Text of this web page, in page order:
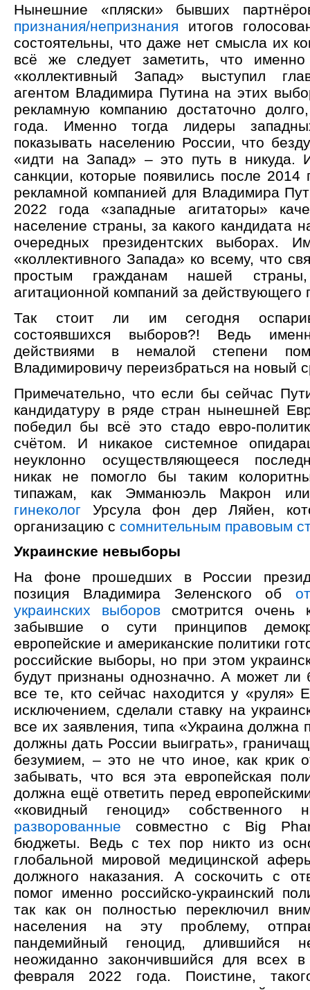
Нынешние «пляски» бывших
признания/непризнания итогов
состоятельны, что даже нет смысла их
всё же следует заметить, что
«коллективный Запад» выступил
агентом Владимира Путина на этих
рекламную компанию достаточно
года. Именно тогда лидеры
показывать населению России, что
«идти на Запад» – это путь в никуда.
санкции, которые появились после 2014
рекламной компанией для Владимира
2022 года «западные агитаторы»
население страны, за какого кандидата
очередных президентских выборах.
«коллективного Запада» ко всему, что
простым гражданам нашей
агитационной компаний за действующего
Так стоит ли им сегодня
состоявшихся выборов?! Ведь
действиями в немалой степени
Владимировичу переизбраться на новый
Примечательно, что если бы сейчас
кандидатуру в ряде стран нынешней
победил бы всё это стадо евро-
счётом. И никакое системное
неуклонно осуществляющееся
никак не помогло бы таким
типажам, как Эмманюэль Макрон
гинеколог Урсула фон дер Ляйен,
организацию с сомнительным правовым
Украинские невыборы
На фоне прошедших в России
позиция Владимира Зеленского об
украинских выборов смотрится очень
забывшие о сути принципов
европейские и американские политики
российские выборы, но при этом
будут признаны однозначно. А может ли
все те, кто сейчас находится у «руля»
исключением, сделали ставку на
все их заявления, типа «Украина должна
должны дать России выиграть»,
безумием, – это не что иное, как крик
забывать, что вся эта европейская
должна ещё ответить перед
«ковидный геноцид» собственного
разворованные совместно с Big
бюджеты. Ведь с тех пор никто из
глобальной мировой медицинской
должного наказания. А соскочить с
помог именно российско-украинский
так как он полностью переключил
населения на эту проблему,
пандемийный геноцид, длившийся
неожиданно закончившийся для всех
февраля 2022 года. Поистине,